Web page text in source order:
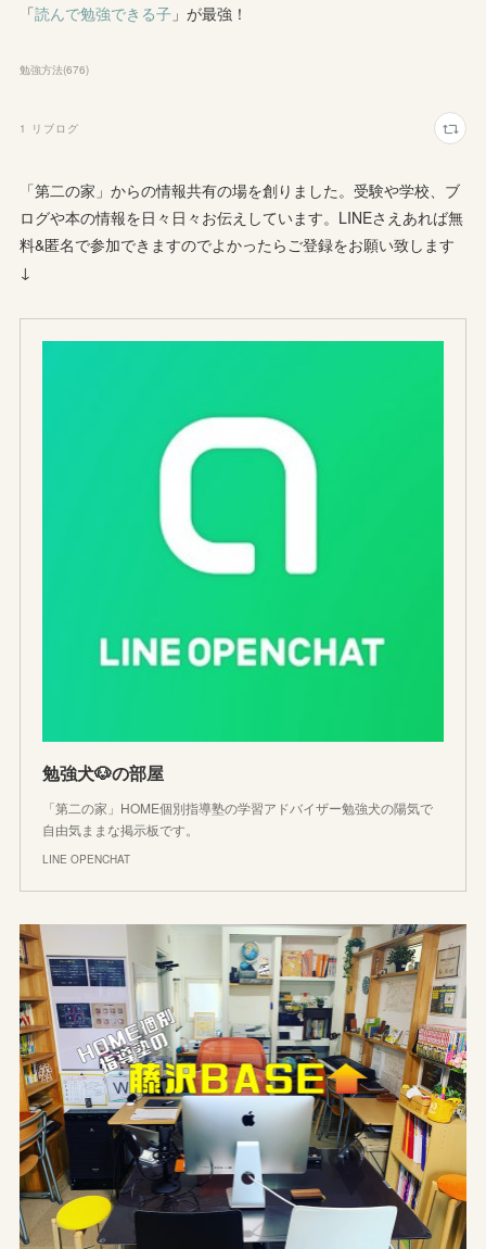
「読んで勉強できる子 」が最強！
勉強方法(676)
1 リブログ
「第二の家」からの情報共有の場を創りました。受験や学校、ブ
ログや本の情報を日々日々お伝えしています。LINEさえあれば無
料&匿名で参加できますのでよかったらご登録をお願い致します
↓
勉強犬🐶の部屋
「第二の家」HOME個別指導塾の学習アドバイザー勉強犬の陽気で
自由気ままな掲示板です。
LINE OPENCHAT